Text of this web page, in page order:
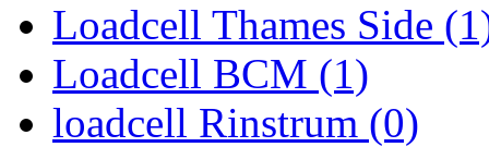
Loadcell Thames Side
Loadcell BCM (1)
loadcell Rinstrum (0)